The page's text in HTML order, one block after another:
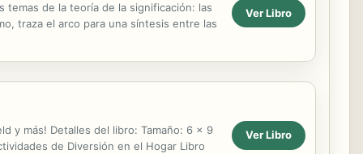
de la teoría de la significación: las
traza el arco para una síntesis entre las
Ver Libro
y más! Detalles del libro: Tamaño: 6 x 9
de Diversión en el Hogar Libro
Ver Libro